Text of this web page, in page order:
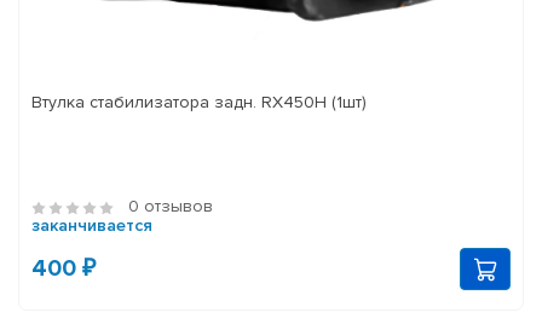
Втулка стабилизатора задн. RX450H (1шт)
0 отзывов
заканчивается
400 ₽